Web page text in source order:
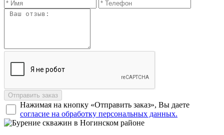
Отправить заказ
Нажимая на кнопку «Отправить заказ», Вы даете
согласие на обработку персональных данных.